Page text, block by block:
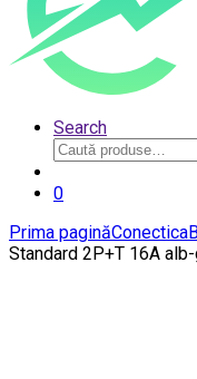
Search
Caută
după:
0
Prima paginăConectica
Standard 2P+T 16A